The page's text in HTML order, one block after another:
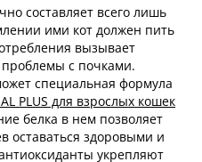
составляет всего лишь
ими кот должен пить
вызывает
с почками.
специальная формула
PLUS для взрослых кошек
белка в нем позволяет
оставаться здоровыми и
укрепляют